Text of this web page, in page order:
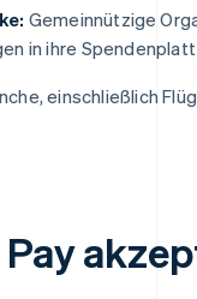
Gemeinnützige
in ihre
einschließlich